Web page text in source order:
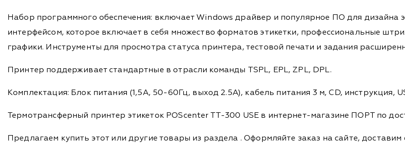
Набор программного обеспечения: включает Windows драйвер и популярное ПО для дизайна
интерфейсом, которое включает в себя множество форматов этикетки, профессиональные
графики. Инструменты для просмотра статуса принтера, тестовой печати и задания
Принтер поддерживает стандартные в отрасли команды TSPL, EPL, ZPL, DPL.
Комплектация: Блок питания (1,5А, 50-60Гц, выход 2.5А), кабель питания 3 м, CD, инструкция,
Термотрансферный принтер этикеток POScenter TT-300 USE в интернет-магазине ПОРТ по
Предлагаем купить этот или другие товары из раздела . Оформляйте заказ на сайте,